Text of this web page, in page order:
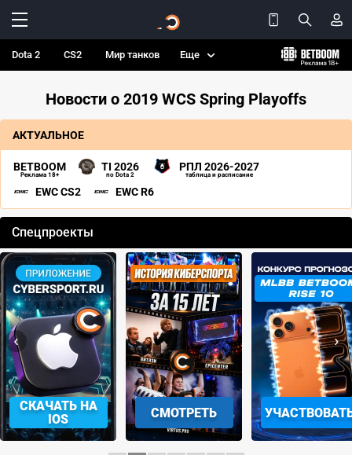
Dota 2 CS2 Мир танков Еще
Новости о 2019 WCS Spring Playoffs
АКТУАЛЬНОЕ
BETBOOM
Реклама 18+
TI 2026
по Dota 2
РПЛ 2026-2027
таблица и расписание
EWC CS2 EWC R6
Спецпроекты
СКАЧАТЬ НА
IOS
СМОТРЕТЬ
‹ ›